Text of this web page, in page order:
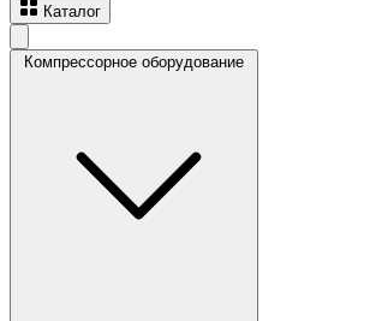
Каталог
Компрессорное оборудование